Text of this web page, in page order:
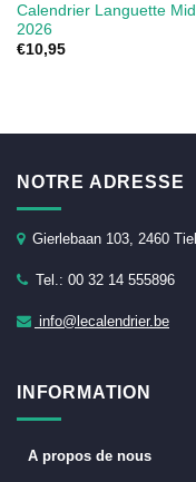
Calendrier Languette
2026
€10,95
NOTRE ADRESSE
Gierlebaan 103, 2460
Tel.: 00 32 14 555896
info@lecalendrier.be
INFORMATION
A propos de nous